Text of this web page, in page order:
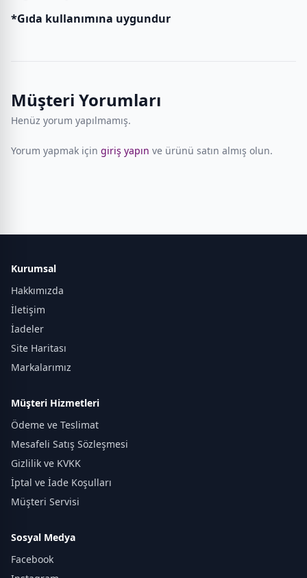
*Gıda kullanımına uygundur
Müşteri Yorumları
Henüz yorum yapılmamış.
Yorum yapmak için giriş yapın ve ürünü satın almış olun.
Kurumsal
Hakkımızda
İletişim
İadeler
Site Haritası
Markalarımız
Müşteri Hizmetleri
Ödeme ve Teslimat
Mesafeli Satış Sözleşmesi
Gizlilik ve KVKK
İptal ve İade Koşulları
Müşteri Servisi
Sosyal Medya
Facebook